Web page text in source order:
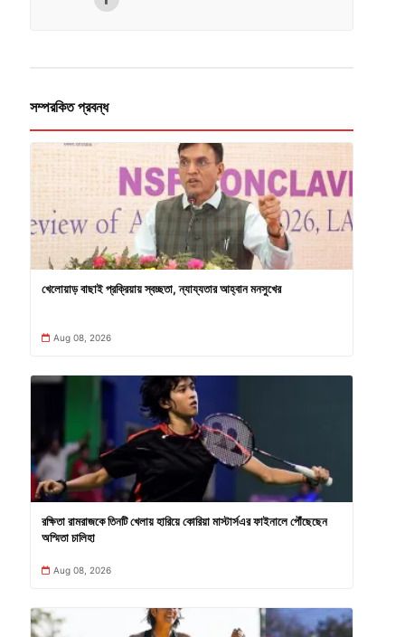
সম্পরকিত প্রবন্ধ
খেলোয়াড় বাছাই প্রক্রিয়ায় স্বচ্ছতা, ন্যায্যতার আহ্বান মনসুখের
Aug 08, 2026
রক্ষিতা রামরাজকে তিনটি খেলায় হারিয়ে কোরিয়া মাস্টার্সএর ফাইনালে পৌঁছেছেন
অস্মিতা চালিহা
Aug 08, 2026